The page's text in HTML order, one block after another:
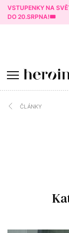
VSTUPENKY NA
DO 20.SRPNA!🎟️
ČLÁNKY